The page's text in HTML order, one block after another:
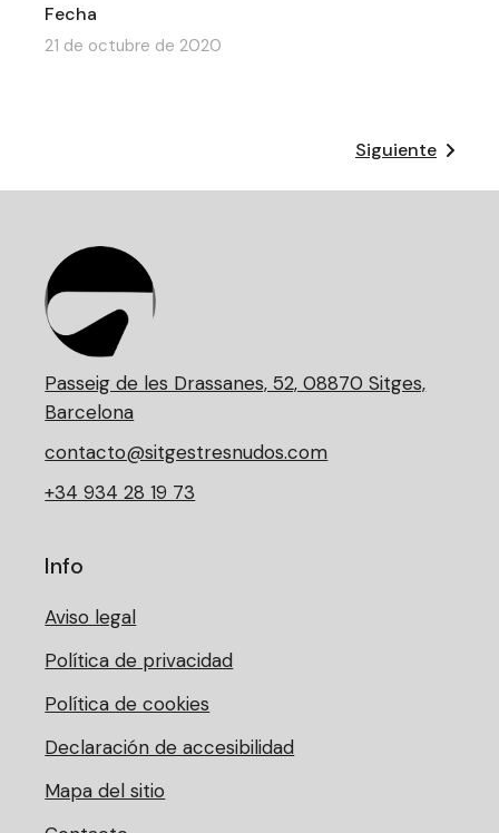
Fecha
21 de octubre de 2020
Siguiente
Passeig de les Drassanes, 52, 08870 Sitges,
Barcelona
contacto@sitgestresnudos.com
+34 934 28 19 73
Info
Aviso legal
Política de privacidad
Política de cookies
Declaración de accesibilidad
Mapa del sitio